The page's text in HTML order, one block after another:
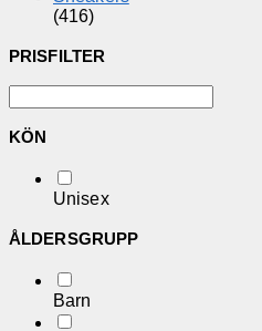
(416)
PRISFILTER
KÖN
Unisex
ÅLDERSGRUPP
Barn